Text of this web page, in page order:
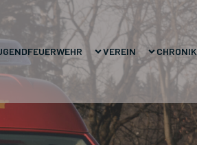
VEREIN CHRONIK